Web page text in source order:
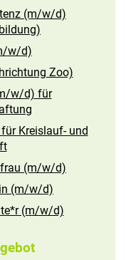
(m/w/d)
w/d)
Zoo)
w/d) für
Kreislauf- und
(m/w/d)
(m/w/d)
(m/w/d)